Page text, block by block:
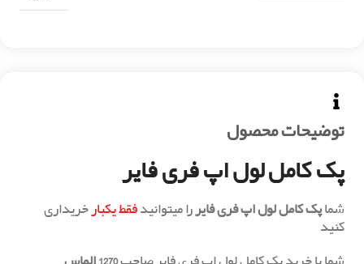
توضیحات محصول
پک کامل لول اپ فری فایر
شماپک کامل لول اپ فری فایررا میتوانیدفقطیکبارخریداری
کنید